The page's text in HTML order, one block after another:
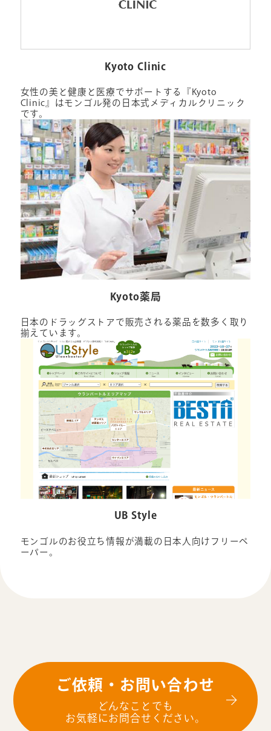
Kyoto Clinic
女性の美と健康と医療でサポートする『Kyoto
Clinic』はモンゴル発の日本式メディカルクリニック
です。
Kyoto薬局
日本のドラッグストアで販売される薬品を数多く取り
揃えています。
UB Style
モンゴルのお役立ち情報が満載の日本人向けフリーペ
ーパー。
ご依頼・お問い合わせ
どんなことでも
お気軽にお問合せください。